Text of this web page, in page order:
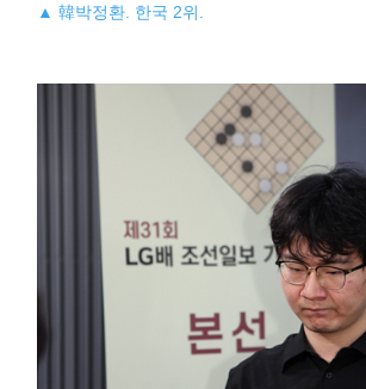
▲ 韓박정환. 한국 2위.